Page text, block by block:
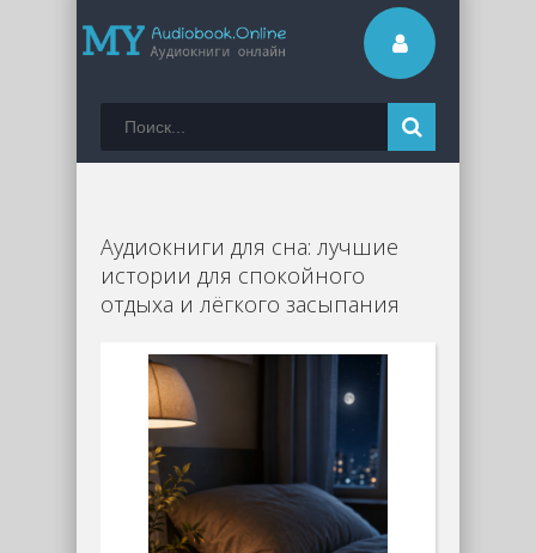
Аудиокниги для сна: лучшие
истории для спокойного
отдыха и лёгкого засыпания